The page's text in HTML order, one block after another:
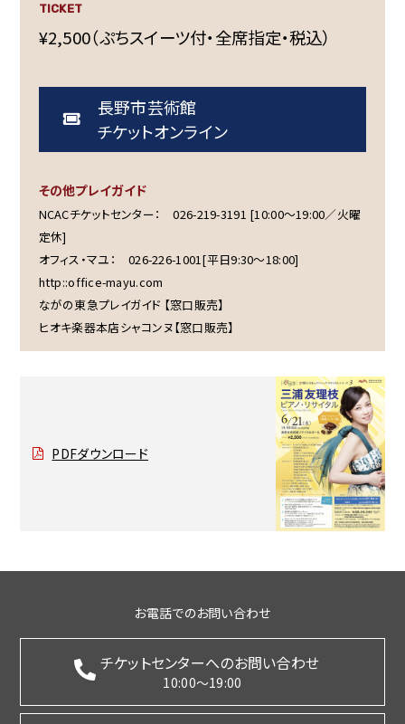
TICKET
¥2,500（ぷちスイーツ付・全席指定・税込）
長野市芸術館
チケットオンライン
その他プレイガイド
NCACチケットセンター： 026-219-3191 [10:00～19:00／火曜
定休]
オフィス・マユ： 026-226-1001[平日9:30～18:00]
http::office-mayu.com
ながの東急プレイガイド 【窓口販売】
ヒオキ楽器本店シャコンヌ【窓口販売】
PDFダウンロード
お電話でのお問い合わせ
チケットセンターへのお問い合わせ
10:00～19:00